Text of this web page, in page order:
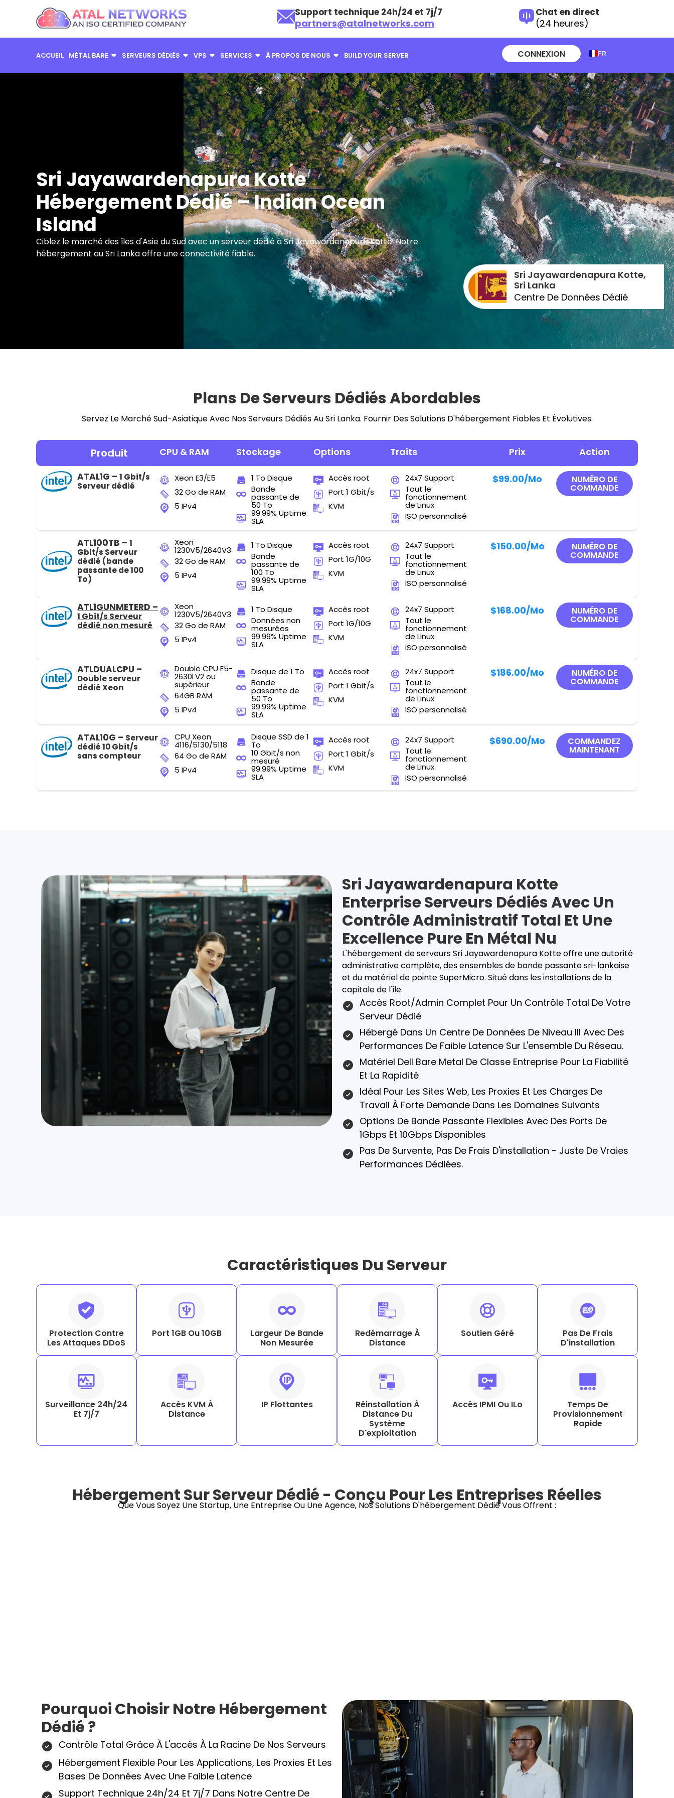
Support technique 24h/24 et 7j/7
partners@atalnetworks.com
Chat en direct
(24 heures)
ACCUEIL MÉTAL BARE SERVEURS DÉDIÉS VPS SERVICES À PROPOS DE NOUS BUILD YOUR SERVER CONNEXION FR
Sri Jayawardenapura Kotte
Hébergement Dédié – Indian Ocean
Island
Ciblez le marché des îles d'Asie du Sud avec un serveur dédié à Sri Jayawardenapura Kotte. Notre
hébergement au Sri Lanka offre une connectivité fiable.
Sri Jayawardenapura Kotte,
Sri Lanka
Centre De Données Dédié
Plans De Serveurs Dédiés Abordables
Servez Le Marché Sud-Asiatique Avec Nos Serveurs Dédiés Au Sri Lanka. Fournir Des Solutions D'hébergement Fiables Et Évolutives.
Produit CPU & RAM Stockage Options Traits Prix Action
ATAL1G –1 Gbit/s
Serveur dédié
Xeon E3/E5
32 Go de RAM
5 IPv4
1 To Disque
Bande
passante de
50 To
99.99% Uptime
SLA
Accès root
Port 1 Gbit/s
KVM
24x7 Support
Tout le
fonctionnement
de Linux
ISO personnalisé
$99.00/Mo NUMÉRO DE
COMMANDE
ATL100TB –1
Gbit/s Serveur
dédié (bande
passante de 100
To)
Xeon
1230V5/2640V3
32 Go de RAM
5 IPv4
1 To Disque
Bande
passante de
100 To
99.99% Uptime
SLA
Accès root
Port 1G/10G
KVM
24x7 Support
Tout le
fonctionnement
de Linux
ISO personnalisé
$150.00/Mo NUMÉRO DE
COMMANDE
ATL1GUNMETERD –
1 Gbit/s Serveur
dédié non mesuré
Xeon
1230V5/2640V3
32 Go de RAM
5 IPv4
1 To Disque
Données non
mesurées
99.99% Uptime
SLA
Accès root
Port 1G/10G
KVM
24x7 Support
Tout le
fonctionnement
de Linux
ISO personnalisé
$168.00/Mo NUMÉRO DE
COMMANDE
ATLDUALCPU –
Double serveur
dédié Xeon
Double CPU E5-
2630LV2 ou
supérieur
64GB RAM
5 IPv4
Disque de 1 To
Bande
passante de
50 To
99.99% Uptime
SLA
Accès root
Port 1 Gbit/s
KVM
24x7 Support
Tout le
fonctionnement
de Linux
ISO personnalisé
$186.00/Mo NUMÉRO DE
COMMANDE
ATAL10G – Serveur
dédié 10 Gbit/s
sans compteur
CPU Xeon
4116/5130/5118
64 Go de RAM
5 IPv4
Disque SSD de 1
To
10 Gbit/s non
mesuré
99.99% Uptime
SLA
Accès root
Port 1 Gbit/s
KVM
24x7 Support
Tout le
fonctionnement
de Linux
ISO personnalisé
$690.00/Mo COMMANDEZ
MAINTENANT
Sri Jayawardenapura Kotte
Enterprise Serveurs Dédiés Avec Un
Contrôle Administratif Total Et Une
Excellence Pure En Métal Nu
L'hébergement de serveurs Sri Jayawardenapura Kotte offre une autorité
administrative complète, des ensembles de bande passante sri-lankaise
et du matériel de pointe SuperMicro. Situé dans les installations de la
capitale de l'île.
Accès Root/admin Complet Pour Un Contrôle Total De Votre
Serveur Dédié
Hébergé Dans Un Centre De Données De Niveau III Avec Des
Performances De Faible Latence Sur L'ensemble Du Réseau.
Matériel Dell Bare Metal De Classe Entreprise Pour La Fiabilité
Et La Rapidité
Idéal Pour Les Sites Web, Les Proxies Et Les Charges De
Travail À Forte Demande Dans Les Domaines Suivants
Options De Bande Passante Flexibles Avec Des Ports De
1Gbps Et 10Gbps Disponibles
Pas De Survente, Pas De Frais D'installation - Juste De Vraies
Performances Dédiées.
Caractéristiques Du Serveur
Protection Contre
Les Attaques DDoS
Port 1GB Ou 10GB
Largeur De Bande
Non Mesurée
Redémarrage À
Distance
Soutien Géré
Pas De Frais
D'installation
Surveillance 24h/24
Et 7j/7
Accès KVM À
Distance
IP Flottantes
Réinstallation À
Distance Du
Système
D'exploitation
Accès IPMI Ou ILo
Temps De
Provisionnement
Rapide
Hébergement Sur Serveur Dédié - Conçu Pour Les Entreprises Réelles
Que Vous Soyez Une Startup, Une Entreprise Ou Une Agence, Nos Solutions D'hébergement Dédié Vous Offrent :
Pourquoi Choisir Notre Hébergement
Dédié ?
Contrôle Total Grâce À L'accès À La Racine De Nos Serveurs
Hébergement Flexible Pour Les Applications, Les Proxies Et Les
Bases De Données Avec Une Faible Latence
Support Technique 24h/24 Et 7j/7 Dans Notre Centre De